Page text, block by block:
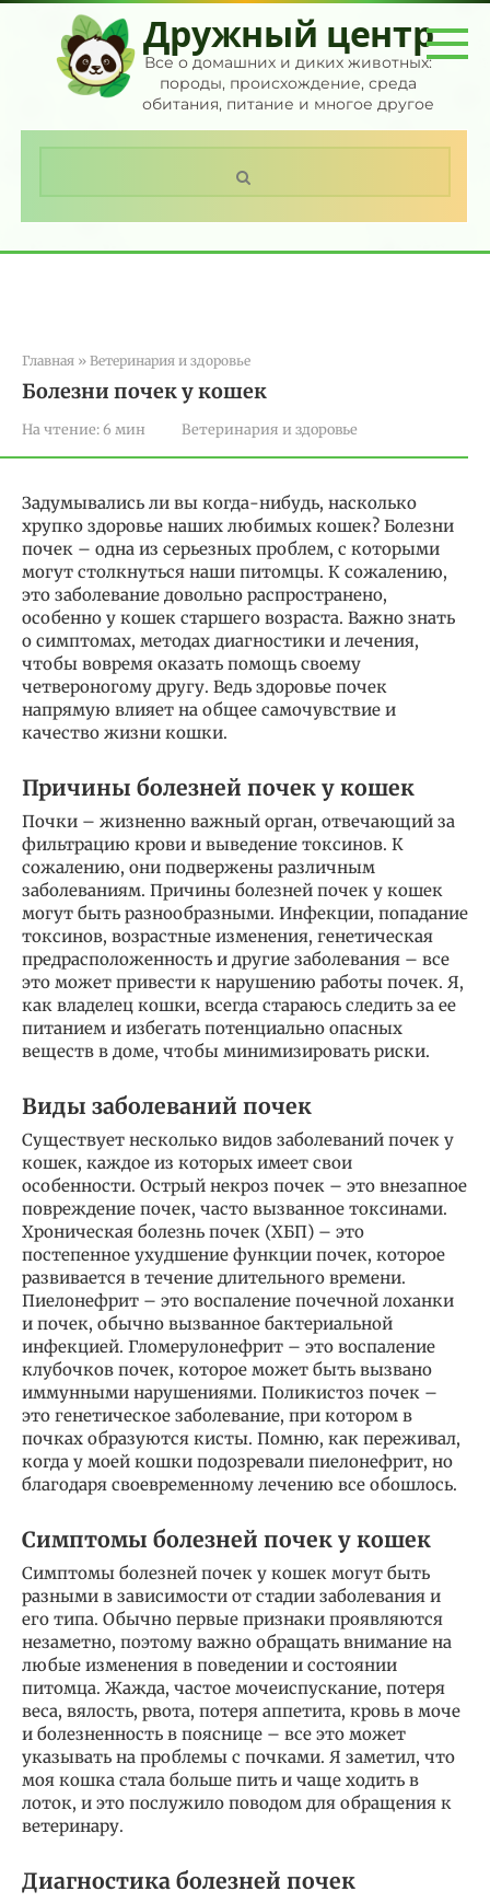
Перейти
контенту
Дружный центр
Все о домашних и диких животных:
породы, происхождение, среда
обитания, питание и многое другое
Главная » Ветеринария и здоровье
Болезни почек у кошек
На чтение:6 мин Ветеринария и здоровье
Задумывались ли вы когда-нибудь, насколько
хрупко здоровье наших любимых кошек? Болезни
почек – одна из серьезных проблем, с которыми
могут столкнуться наши питомцы. К сожалению,
это заболевание довольно распространено,
особенно у кошек старшего возраста. Важно знать
о симптомах, методах диагностики и лечения,
чтобы вовремя оказать помощь своему
четвероногому другу. Ведь здоровье почек
напрямую влияет на общее самочувствие и
качество жизни кошки.
Причины болезней почек у кошек
Почки – жизненно важный орган, отвечающий за
фильтрацию крови и выведение токсинов. К
сожалению, они подвержены различным
заболеваниям. Причины болезней почек у кошек
могут быть разнообразными. Инфекции, попадание
токсинов, возрастные изменения, генетическая
предрасположенность и другие заболевания – все
это может привести к нарушению работы почек. Я,
как владелец кошки, всегда стараюсь следить за ее
питанием и избегать потенциально опасных
веществ в доме, чтобы минимизировать риски.
Виды заболеваний почек
Существует несколько видов заболеваний почек у
кошек, каждое из которых имеет свои
особенности. Острый некроз почек – это внезапное
повреждение почек, часто вызванное токсинами.
Хроническая болезнь почек (ХБП) – это
постепенное ухудшение функции почек, которое
развивается в течение длительного времени.
Пиелонефрит – это воспаление почечной лоханки
и почек, обычно вызванное бактериальной
инфекцией. Гломерулонефрит – это воспаление
клубочков почек, которое может быть вызвано
иммунными нарушениями. Поликистоз почек –
это генетическое заболевание, при котором в
почках образуются кисты. Помню, как переживал,
когда у моей кошки подозревали пиелонефрит, но
благодаря своевременному лечению все обошлось.
Симптомы болезней почек у кошек
Симптомы болезней почек у кошек могут быть
разными в зависимости от стадии заболевания и
его типа. Обычно первые признаки проявляются
незаметно, поэтому важно обращать внимание на
любые изменения в поведении и состоянии
питомца. Жажда, частое мочеиспускание, потеря
веса, вялость, рвота, потеря аппетита, кровь в моче
и болезненность в пояснице – все это может
указывать на проблемы с почками. Я заметил, что
моя кошка стала больше пить и чаще ходить в
лоток, и это послужило поводом для обращения к
ветеринару.
Диагностика болезней почек